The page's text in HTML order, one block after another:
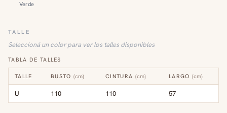
Verde
TALLE
Seleccioná un color para ver los talles disponibles
TABLA DE TALLES
TALLE BUSTO (cm) CINTURA (cm) LARGO (cm)
U 110 110 57